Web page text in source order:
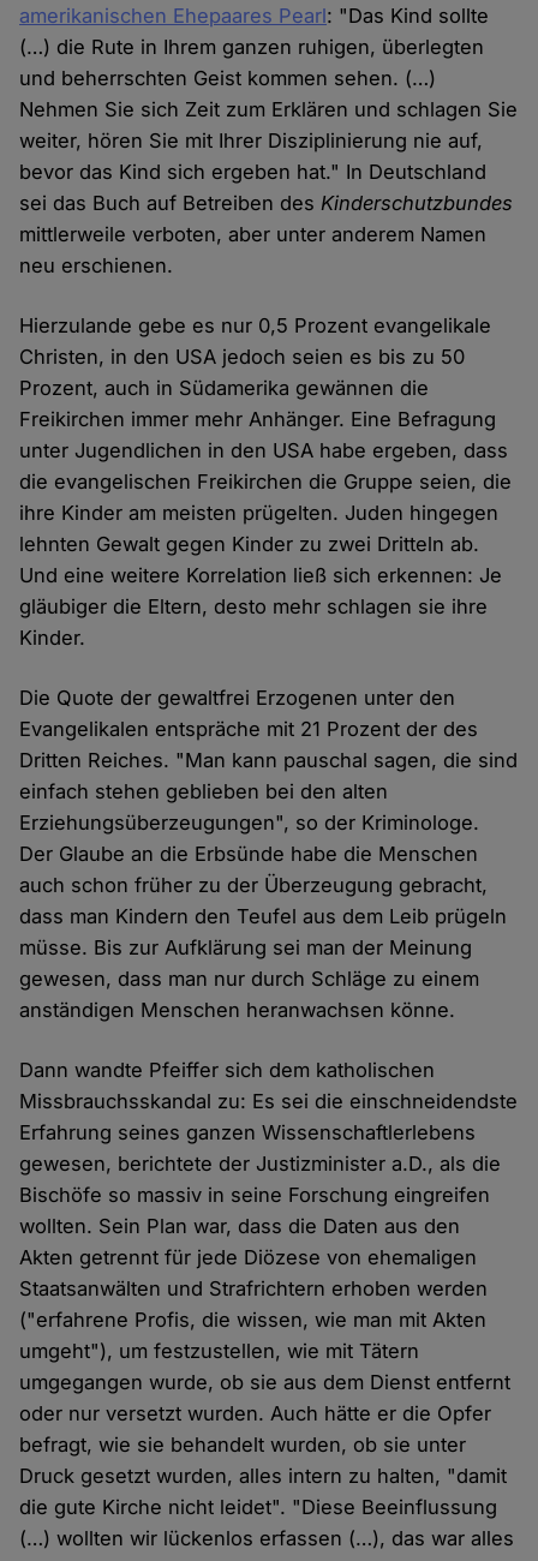
amerikanischen Ehepaares Pearl: "Das Kind sollte
(…) die Rute in Ihrem ganzen ruhigen, überlegten
und beherrschten Geist kommen sehen. (…)
Nehmen Sie sich Zeit zum Erklären und schlagen Sie
weiter, hören Sie mit Ihrer Disziplinierung nie auf,
bevor das Kind sich ergeben hat." In Deutschland
sei das Buch auf Betreiben desKinderschutzbundes
mittlerweile verboten, aber unter anderem Namen
neu erschienen.
Hierzulande gebe es nur 0,5 Prozent evangelikale
Christen, in den USA jedoch seien es bis zu 50
Prozent, auch in Südamerika gewännen die
Freikirchen immer mehr Anhänger. Eine Befragung
unter Jugendlichen in den USA habe ergeben, dass
die evangelischen Freikirchen die Gruppe seien, die
ihre Kinder am meisten prügelten. Juden hingegen
lehnten Gewalt gegen Kinder zu zwei Dritteln ab.
Und eine weitere Korrelation ließ sich erkennen: Je
gläubiger die Eltern, desto mehr schlagen sie ihre
Kinder.
Die Quote der gewaltfrei Erzogenen unter den
Evangelikalen entspräche mit 21 Prozent der des
Dritten Reiches. "Man kann pauschal sagen, die sind
einfach stehen geblieben bei den alten
Erziehungsüberzeugungen", so der Kriminologe.
Der Glaube an die Erbsünde habe die Menschen
auch schon früher zu der Überzeugung gebracht,
dass man Kindern den Teufel aus dem Leib prügeln
müsse. Bis zur Aufklärung sei man der Meinung
gewesen, dass man nur durch Schläge zu einem
anständigen Menschen heranwachsen könne.
Dann wandte Pfeiffer sich dem katholischen
Missbrauchsskandal zu: Es sei die einschneidendste
Erfahrung seines ganzen Wissenschaftlerlebens
gewesen, berichtete der Justizminister a.D., als die
Bischöfe so massiv in seine Forschung eingreifen
wollten. Sein Plan war, dass die Daten aus den
Akten getrennt für jede Diözese von ehemaligen
Staatsanwälten und Strafrichtern erhoben werden
("erfahrene Profis, die wissen, wie man mit Akten
umgeht"), um festzustellen, wie mit Tätern
umgegangen wurde, ob sie aus dem Dienst entfernt
oder nur versetzt wurden. Auch hätte er die Opfer
befragt, wie sie behandelt wurden, ob sie unter
Druck gesetzt wurden, alles intern zu halten, "damit
die gute Kirche nicht leidet". "Diese Beeinflussung
(…) wollten wir lückenlos erfassen (…), das war alles